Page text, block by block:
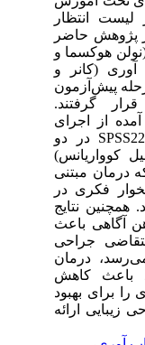
انتظار
پژوهش حاضر
هوکسما و
(کانر و
مرحله پیش‌آزمون
گرفتند.
از اجرای
در دو
کوواریانس)
درمان مبتنی
فکری در
نتایج
آگاهی باعث
جراحی
درمان
باعث کاهش
برای بهبود
ارائه